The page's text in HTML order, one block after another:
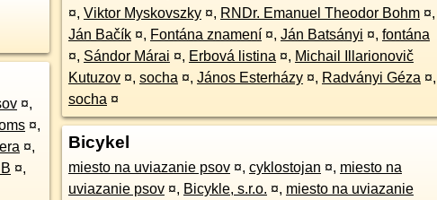
¤,
¤,
¤,
¤,
¤, Viktor Myskovszky ¤, RNDr. Emanuel Theodor Bohm ¤,
Ján Bačík ¤, Fontána znamení ¤, Ján Batsányi ¤, fontána
¤, Sándor Márai ¤, Erbová listina ¤, Michail Illarionovič
Kutuzov ¤, socha ¤, János Esterházy ¤, Radványi Géza ¤,
socha ¤
Bicykel
miesto na uviazanie psov ¤, cyklostojan ¤, miesto na
uviazanie psov ¤, Bicykle, s.r.o. ¤, miesto na uviazanie